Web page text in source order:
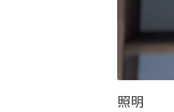
照明